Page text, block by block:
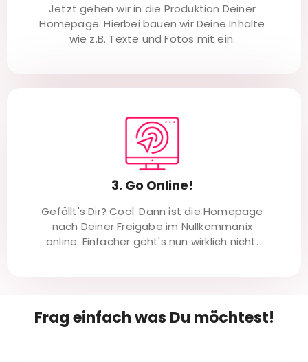
Jetzt gehen wir in die Produktion Deiner
Homepage. Hierbei bauen wir Deine Inhalte
wie z.B. Texte und Fotos mit ein.
3. Go Online!
Gefällt's Dir? Cool. Dann ist die Homepage
nach Deiner Freigabe im Nullkommanix
online. Einfacher geht's nun wirklich nicht.
Frag einfach was Du möchtest!